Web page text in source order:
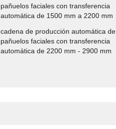
pañuelos faciales con transferencia
automática de 1500 mm a 2200 mm
cadena de producción automática de
pañuelos faciales con transferencia
automática de 2200 mm - 2900 mm